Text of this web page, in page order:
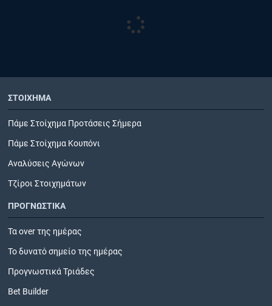
ΣΤΟΙΧΗΜΑ
Πάμε Στοίχημα Προτάσεις Σήμερα
Πάμε Στοίχημα Κουπόνι
Αναλύσεις Αγώνων
Τζίροι Στοιχημάτων
ΠΡΟΓΝΩΣΤΙΚΑ
Τα over της ημέρας
Το δυνατό σημείο της ημέρας
Προγνωστικά Τριάδες
Bet Builder